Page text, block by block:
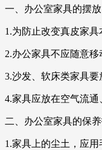
一、办公室家具的摆放
1.为防止改变真皮家
2.办公家具不应随意
3.沙发、软床类家具要
4.家具应放在空气流
二、办公室家具的保
1.家具上的尘土，应